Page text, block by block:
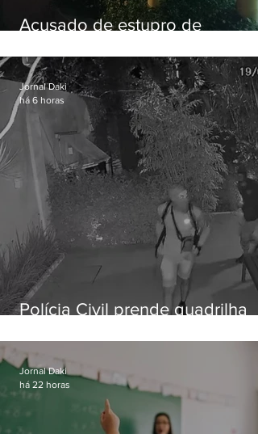
Acusado de estupro de
Polícia Civil prende quadrilha
residências de luxo no Rio
Jornal Daki
há 6 horas
Jornal Daki
há 22 horas